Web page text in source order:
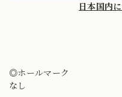
日本国内
◎ホールマーク
なし